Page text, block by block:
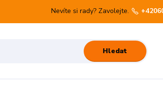
Hledat
Nevíte si rady? Zavolejte.